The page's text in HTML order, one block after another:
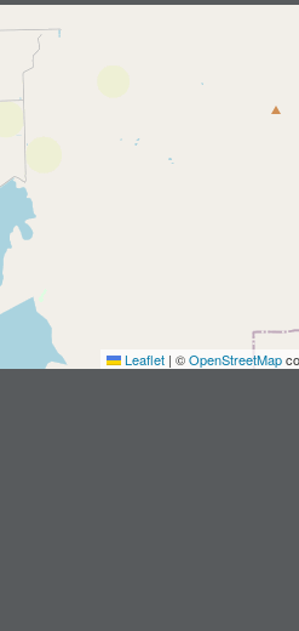
Leaflet | ©OpenStreetMap